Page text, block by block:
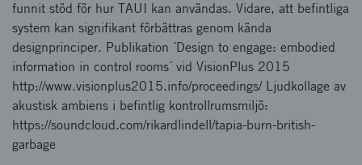
funnit stöd för hur TAUI kan användas. Vidare, att befintliga
system kan signifikant förbättras genom kända
designprinciper. Publikation ´Design to engage: embodied
information in control rooms´ vid VisionPlus 2015
http://www.visionplus2015.info/proceedings/ Ljudkollage av
akustisk ambiens i befintlig kontrollrumsmiljö:
https://soundcloud.com/rikardlindell/tapia-burn-british-
garbage